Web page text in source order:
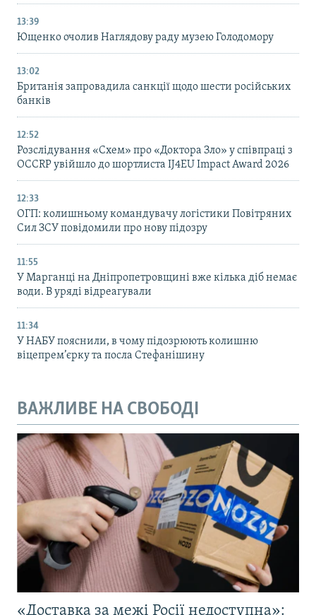
13:39
Ющенко очолив Наглядову раду музею Голодомору
13:02
Британія запровадила санкції щодо шести російських
банків
12:52
Розслідування «Схем» про «Доктора Зло» у співпраці з
OCCRP увійшло до шортлиста IJ4EU Impact Award 2026
12:33
ОГП: колишньому командувачу логістики Повітряних
Сил ЗСУ повідомили про нову підозру
11:55
У Марганці на Дніпропетровщині вже кілька діб немає
води. В уряді відреагували
11:34
У НАБУ пояснили, в чому підозрюють колишню
віцепрем’єрку та посла Стефанішину
ВАЖЛИВЕ НА СВОБОДІ
«Доставка за межі Росії недоступна»: